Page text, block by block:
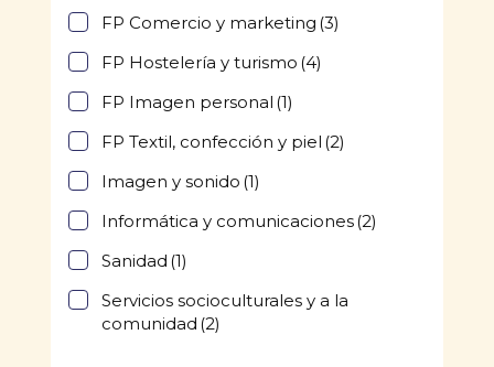
FP Comercio y marketing (3)
FP Hostelería y turismo (4)
FP Imagen personal (1)
FP Textil, confección y piel (2)
Imagen y sonido (1)
Informática y comunicaciones(2)
Sanidad (1)
Servicios socioculturales y a la
comunidad (2)